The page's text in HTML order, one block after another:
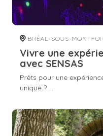
BRÉAL-SOUS-
Vivre une
avec SENSAS
Prêts pour une
unique ? ...